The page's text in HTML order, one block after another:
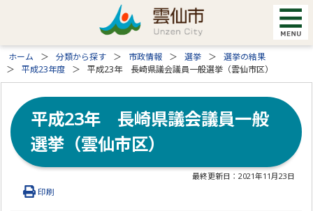
ホーム 分類から探す 市政情報 選挙
選挙の結果
平成23年度
平成23年 長崎県議会議員一般選挙（雲仙市区）
平成23年 長崎県議会議員一般
選挙（雲仙市区）
最終更新日：2021年11月23日
印刷